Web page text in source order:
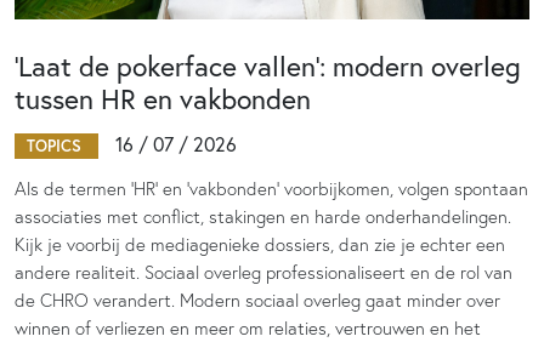
‘Laat de pokerface vallen’: modern overleg
tussen HR en vakbonden
TOPICS 16 / 07 / 2026
Als de termen 'HR' en 'vakbonden' voorbijkomen, volgen spontaan
associaties met conflict, stakingen en harde onderhandelingen.
Kijk je voorbij de mediagenieke dossiers, dan zie je echter een
andere realiteit. Sociaal overleg professionaliseert en de rol van
de CHRO verandert. Modern sociaal overleg gaat minder over
winnen of verliezen en meer om relaties, vertrouwen en het